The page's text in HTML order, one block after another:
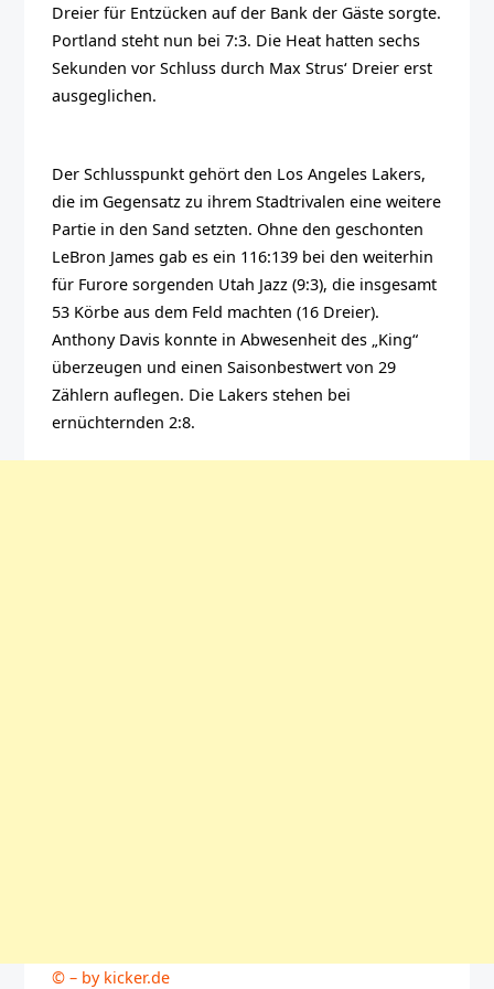
Dreier für Entzücken auf der Bank der Gäste sorgte.
Portland steht nun bei 7:3. Die Heat hatten sechs
Sekunden vor Schluss durch Max Strus‘ Dreier erst
ausgeglichen.
Der Schlusspunkt gehört den Los Angeles Lakers,
die im Gegensatz zu ihrem Stadtrivalen eine weitere
Partie in den Sand setzten. Ohne den geschonten
LeBron James gab es ein 116:139 bei den weiterhin
für Furore sorgenden Utah Jazz (9:3), die insgesamt
53 Körbe aus dem Feld machten (16 Dreier).
Anthony Davis konnte in Abwesenheit des „King“
überzeugen und einen Saisonbestwert von 29
Zählern auflegen. Die Lakers stehen bei
ernüchternden 2:8.
© – by kicker.de